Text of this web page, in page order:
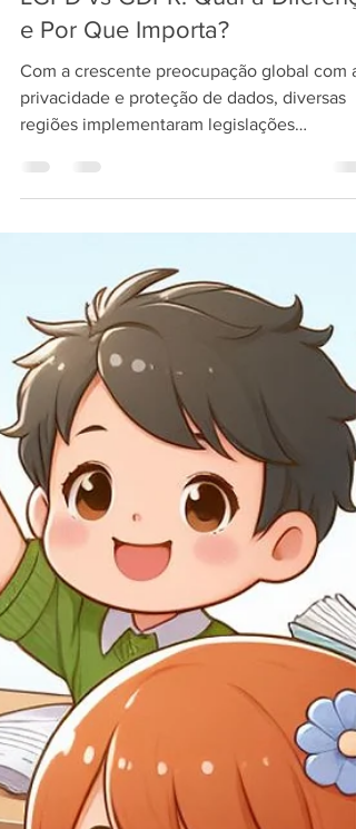
Yasmin Andrade
4 de fev. de 2025
3 min de leitura
LGPD vs GDPR: Qual a
e Por Que Importa?
privacidade e proteção de dados, diversas
regiões implementaram legislações